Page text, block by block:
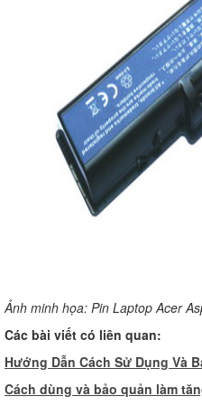
Ảnh minh họa: Pin Laptop Acer
Các bài viết có liên quan:
Hướng Dẫn Cách Sử Dụng Và
Cách dùng và bảo quản làm